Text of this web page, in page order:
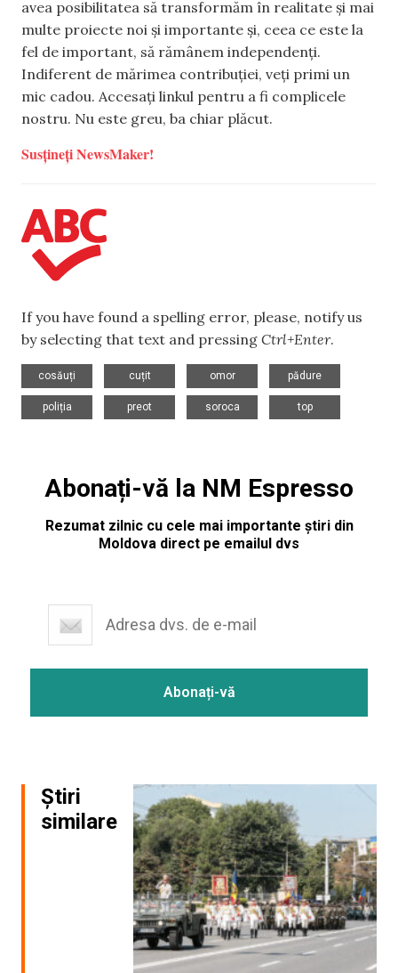
avea posibilitatea să transformăm în realitate și mai
multe proiecte noi și importante și, ceea ce este la
fel de important, să rămânem independenți.
Indiferent de mărimea contribuției, veți primi un
mic cadou. Accesați linkul pentru a fi complicele
nostru. Nu este greu, ba chiar plăcut.
Susțineți NewsMaker!
If you have found a spelling error, please, notify us
by selecting that text and pressing Ctrl+Enter.
cosăuți
cuțit
omor
pădure
poliția
preot
soroca
top
Abonați-vă la NM Espresso
Rezumat zilnic cu cele mai importante știri din
Moldova direct pe emailul dvs
Știri
similare